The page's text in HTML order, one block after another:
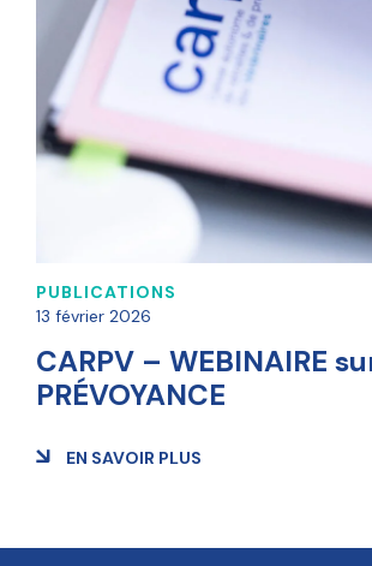
PUBLICATIONS
13 février 2026
CARPV – WEBINAIRE
PRÉVOYANCE
EN SAVOIR PLUS